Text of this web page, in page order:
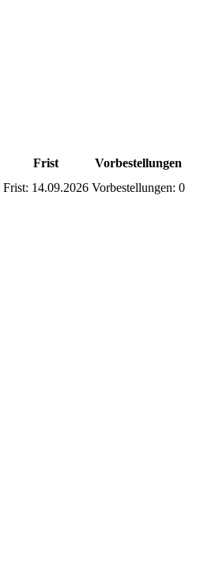
Frist
Vorbestellungen
Frist: 14.09.2026 Vorbestellungen: 0